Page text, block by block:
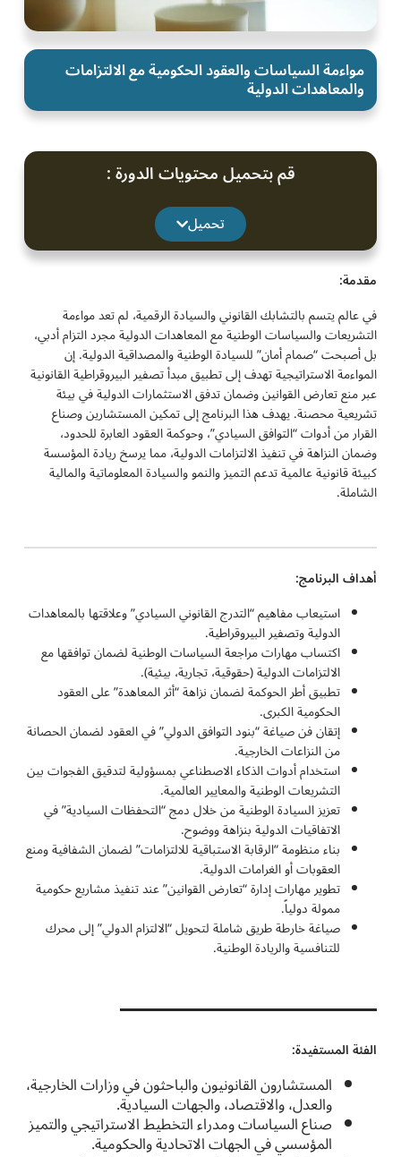
مواءمة السياسات والعقود الحكومية مع الالتزامات
والمعاهدات الدولية
قم بتحميل محتويات الدورة :
تحميل
مقدمة:
في عالم يتسم بالتشابك القانوني والسيادة الرقمية، لم تعد مواءمة
التشريعات والسياسات الوطنية مع المعاهدات الدولية مجرد التزام أدبي،
بل أصبحت “صمام أمان” للسيادة الوطنية والمصداقية الدولية. إن
المواءمة الاستراتيجية تهدف إلى تطبيق مبدأ تصفير البيروقراطية القانونية
عبر منع تعارض القوانين وضمان تدفق الاستثمارات الدولية في بيئة
تشريعية محصنة. يهدف هذا البرنامج إلى تمكين المستشارين وصناع
القرار من أدوات “التوافق السيادي”، وحوكمة العقود العابرة للحدود،
وضمان النزاهة في تنفيذ الالتزامات الدولية، مما يرسخ ريادة المؤسسة
كبيئة قانونية عالمية تدعم التميز والنمو والسيادة المعلوماتية والمالية
الشاملة.
أهداف البرنامج:
استيعاب مفاهيم “التدرج القانوني السيادي” وعلاقتها بالمعاهدات
الدولية وتصفير البيروقراطية.
اكتساب مهارات مراجعة السياسات الوطنية لضمان توافقها مع
الالتزامات الدولية (حقوقية، تجارية، بيئية).
تطبيق أطر الحوكمة لضمان نزاهة “أثر المعاهدة” على العقود
الحكومية الكبرى.
إتقان فن صياغة “بنود التوافق الدولي” في العقود لضمان الحصانة
من النزاعات الخارجية.
استخدام أدوات الذكاء الاصطناعي بمسؤولية لتدقيق الفجوات بين
التشريعات الوطنية والمعايير العالمية.
تعزيز السيادة الوطنية من خلال دمج “التحفظات السيادية” في
الاتفاقيات الدولية بنزاهة ووضوح.
بناء منظومة “الرقابة الاستباقية للالتزامات” لضمان الشفافية ومنع
العقوبات أو الغرامات الدولية.
تطوير مهارات إدارة “تعارض القوانين” عند تنفيذ مشاريع حكومية
ممولة دولياً.
صياغة خارطة طريق شاملة لتحويل “الالتزام الدولي” إلى محرك
للتنافسية والريادة الوطنية.
الفئة المستفيدة:
المستشارون القانونيون والباحثون في وزارات الخارجية،
والعدل، والاقتصاد، والجهات السيادية.
صناع السياسات ومدراء التخطيط الاستراتيجي والتميز
المؤسسي في الجهات الاتحادية والحكومية.